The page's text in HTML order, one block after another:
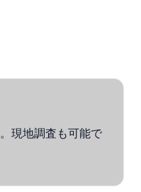
現地調査も可能で